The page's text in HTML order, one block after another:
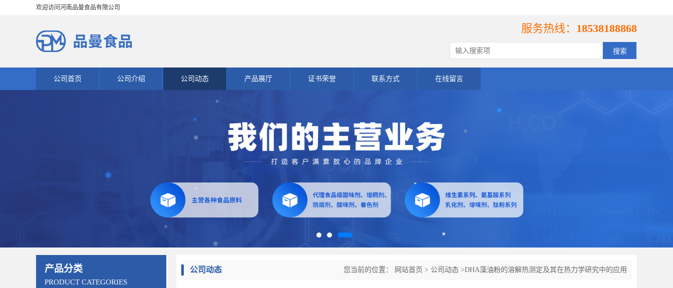
欢迎访问河南品曼食品有限公司
服务热线： 18538188868
公司首页 公司介绍 公司动态 产品展厅 证书荣誉 联系方式 在线留言
产品分类
PRODUCT CATEGORIES
公司动态 您当前的位置： 网站首页 > 公司动态 >DHA藻油粉的溶解热测定及其在热力学研究中的应用